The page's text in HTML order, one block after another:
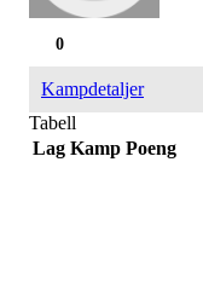
0
Kampdetaljer
Tabell
Lag Kamp Poeng